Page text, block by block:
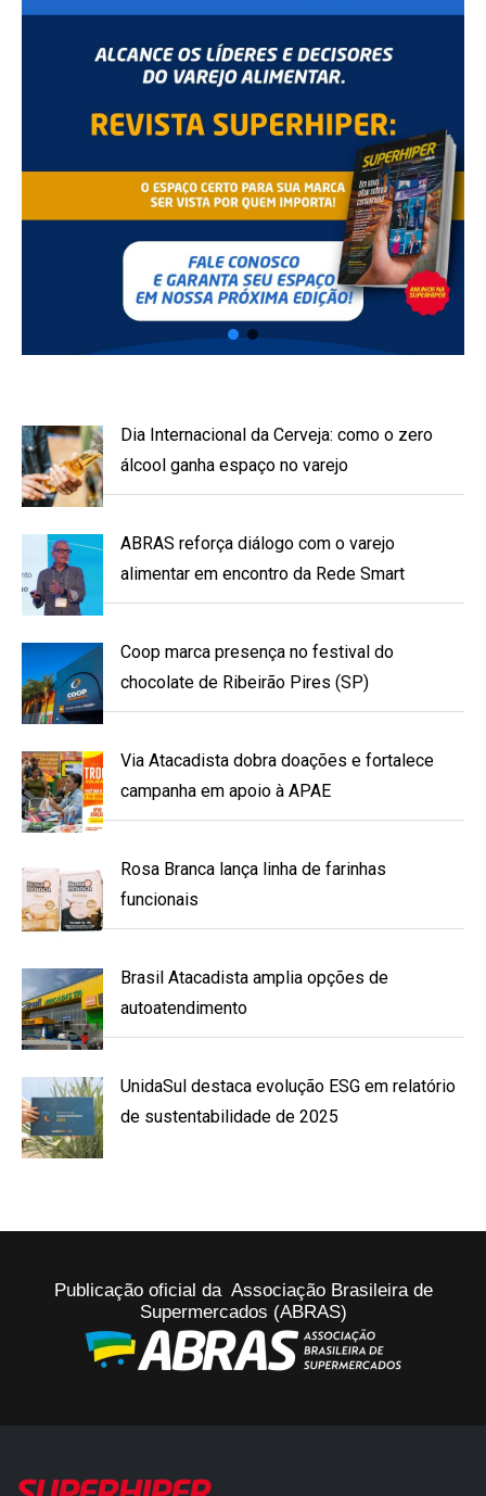
Dia Internacional da Cerveja: como o zero
álcool ganha espaço no varejo
ABRAS reforça diálogo com o varejo
alimentar em encontro da Rede Smart
Coop marca presença no festival do
chocolate de Ribeirão Pires (SP)
Via Atacadista dobra doações e fortalece
campanha em apoio à APAE
Rosa Branca lança linha de farinhas
funcionais
Brasil Atacadista amplia opções de
autoatendimento
UnidaSul destaca evolução ESG em relatório
de sustentabilidade de 2025
Publicação oficial da Associação Brasileira de
Supermercados (ABRAS)